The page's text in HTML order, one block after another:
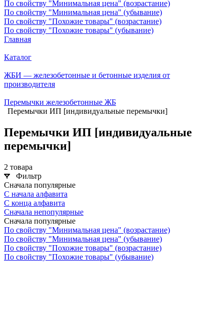
По свойству "Минимальная цена" (возрастание)
По свойству "Минимальная цена" (убывание)
По свойству "Похожие товары" (возрастание)
По свойству "Похожие товары" (убывание)
Главная
Каталог
ЖБИ — железобетонные и бетонные изделия от
производителя
Перемычки железобетонные ЖБ
Перемычки ИП [индивидуальные перемычки]
Перемычки ИП [индивидуальные
перемычки]
2 товара
Фильтр
Сначала популярные
С начала алфавита
С конца алфавита
Сначала непопулярные
Сначала популярные
По свойству "Минимальная цена" (возрастание)
По свойству "Минимальная цена" (убывание)
По свойству "Похожие товары" (возрастание)
По свойству "Похожие товары" (убывание)